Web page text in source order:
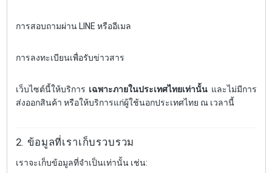
การสอบถามผ่าน LINE หรืออีเมล
การลงทะเบียนเพื่อรับข่าวสาร
เว็บไซต์นี้ให้บริการ เฉพาะภายในประเทศไทยเท่านั้น และไม่มีการ
ส่งออกสินค้า หรือให้บริการแก่ผู้ใช้นอกประเทศไทย ณ เวลานี้
2. ข้อมูลที่เราเก็บรวบรวม
เราจะเก็บข้อมูลที่จำเป็นเท่านั้น เช่น: